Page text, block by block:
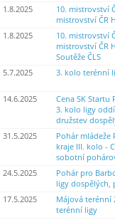
1.8.2025
10. mistrovství
mistrovství ČR
1.8.2025
10. mistrovství
mistrovství ČR
Soutěže ČLS
5.7.2025 3. kolo terénní
14.6.2025
Cena SK Startu
3. kolo ligy
družstev
31.5.2025
Pohár mládeže
kraje III. kolo -
sobotní
24.5.2025
Pohár pro
ligy dospělých,
17.5.2025
Májová terénní
terénní ligy